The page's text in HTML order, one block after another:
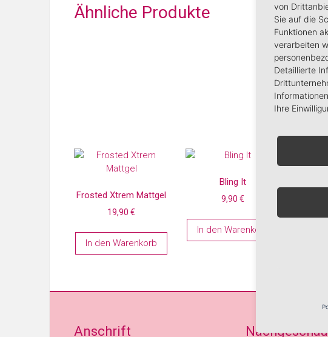
High
Zur
50
Ähnliche Produkte
Frosted Xtrem Mattgel
19,90€
In den Warenkorb
Bling It
9,90 €
In den Warenkorb
Anschrift
von
Sie auf die
Funktionen
verarbeiten
Detaillierte
Ihre